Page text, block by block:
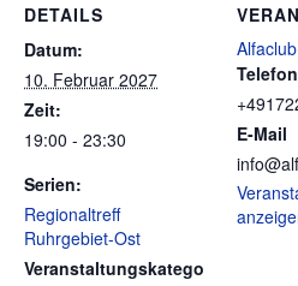
DETAILS
Datum:
10. Februar 2027
Zeit:
19:00 - 23:30
Serien:
Regionaltreff
Ruhrgebiet-Ost
Veranstaltungskatego
Telefon
E-Mail